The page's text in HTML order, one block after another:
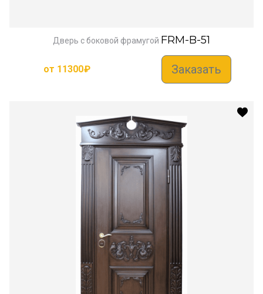
Дверь с боковой фрамугой FRM-B-51
от 11300₽ Заказать